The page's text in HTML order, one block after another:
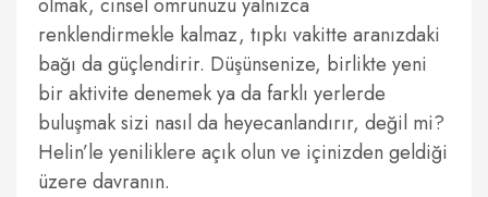
renklendirmekle kalmaz, tıpkı vakitte aranızdaki
bağı da güçlendirir. Düşünsenize, birlikte yeni
bir aktivite denemek ya da farklı yerlerde
buluşmak sizi nasıl da heyecanlandırır, değil mi?
Helin’le yeniliklere açık olun ve içinizden geldiği
üzere davranın.